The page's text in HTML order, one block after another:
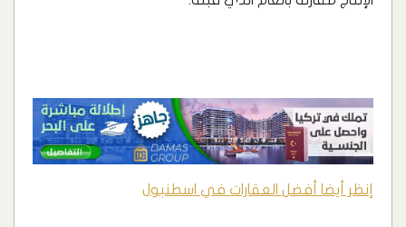
إنظر أيضا أفضل العقارات في اسطنبول